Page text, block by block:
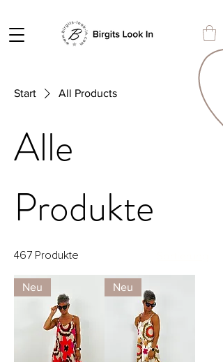
Start All Products
Alle
Produkte
467 Produkte
Neu Neu